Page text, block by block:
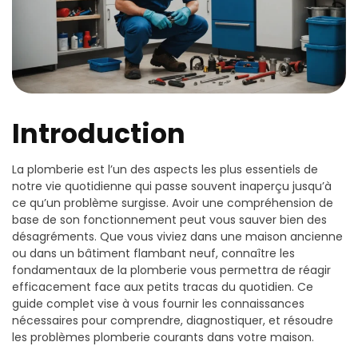
Introduction
La plomberie est l’un des aspects les plus essentiels de
notre vie quotidienne qui passe souvent inaperçu jusqu’à
ce qu’un problème surgisse. Avoir une compréhension de
base de son fonctionnement peut vous sauver bien des
désagréments. Que vous viviez dans une maison ancienne
ou dans un bâtiment flambant neuf, connaître les
fondamentaux de la plomberie vous permettra de réagir
efficacement face aux petits tracas du quotidien. Ce
guide complet vise à vous fournir les connaissances
nécessaires pour comprendre, diagnostiquer, et résoudre
les problèmes plomberie courants dans votre maison.